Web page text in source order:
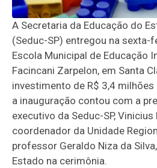
A Secretaria da Educação do
(Seduc-SP) entregou na sexta-
Escola Municipal de Educação
Facincani Zarpelon, em Santa
investimento de R$ 3,4
a inauguração contou com a
executivo da Seduc-SP, Vinicius
coordenador da Unidade
professor Geraldo Niza da
Estado na cerimônia.